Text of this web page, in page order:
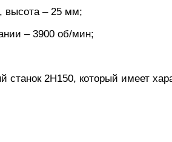
высота – 25 мм;
– 3900 об/мин;
2Н150, который имеет